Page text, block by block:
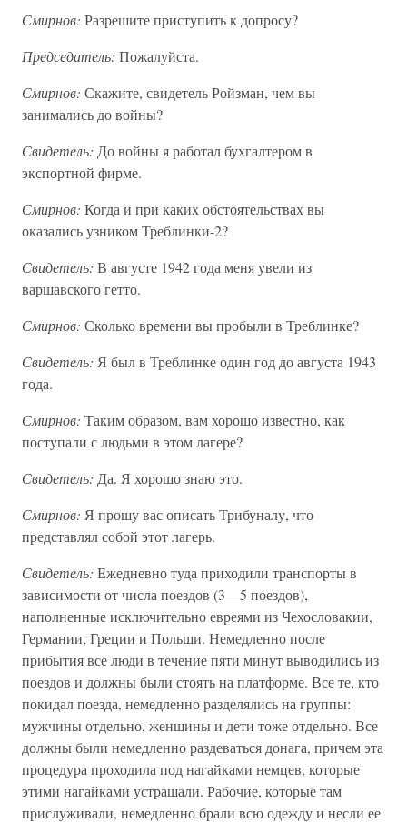
Смирнов: Разрешите приступить к допросу?
Председатель: Пожалуйста.
Смирнов: Скажите, свидетель Ройзман, чем вы
занимались до войны?
Свидетель: До войны я работал бухгалтером в
экспортной фирме.
Смирнов: Когда и при каких обстоятельствах вы
оказались узником Треблинки-2?
Свидетель: В августе 1942 года меня увели из
варшавского гетто.
Смирнов: Сколько времени вы пробыли в Треблинке?
Свидетель: Я был в Треблинке один год до августа 1943
года.
Смирнов: Таким образом, вам хорошо известно, как
поступали с людьми в этом лагере?
Свидетель: Да. Я хорошо знаю это.
Смирнов: Я прошу вас описать Трибуналу, что
представлял собой этот лагерь.
Свидетель: Ежедневно туда приходили транспорты в
зависимости от числа поездов (3—5 поездов),
наполненные исключительно евреями из Чехословакии,
Германии, Греции и Польши. Немедленно после
прибытия все люди в течение пяти минут выводились из
поездов и должны были стоять на платформе. Все те, кто
покидал поезда, немедленно разделялись на группы:
мужчины отдельно, женщины и дети тоже отдельно. Все
должны были немедленно раздеваться донага, причем эта
процедура проходила под нагайками немцев, которые
этими нагайками устрашали. Рабочие, которые там
прислуживали, немедленно брали всю одежду и несли ее